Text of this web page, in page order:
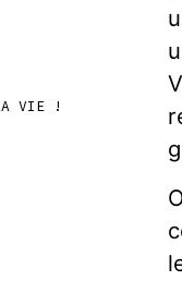
VIE !